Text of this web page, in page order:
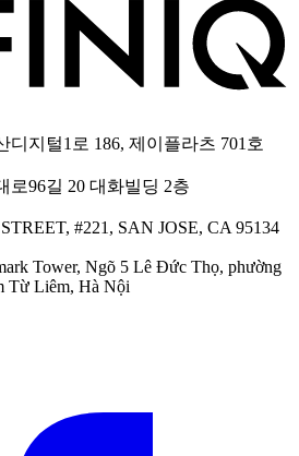
디지털1로 186, 제이플라츠 701호
로96길 20 대화빌딩 2층
#221, SAN JOSE, CA 95134
Tower, Ngõ 5 Lê Đức Thọ, phường
Từ Liêm, Hà Nội